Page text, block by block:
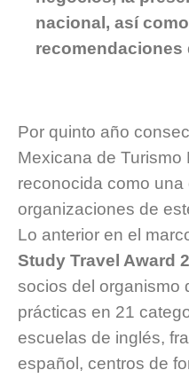
nacional, así
recomendaciones
Por quinto año
Mexicana de Turismo
reconocida como una
organizaciones de
Lo anterior en el
Study Travel Award
socios del organismo
prácticas en 21
escuelas de inglés,
español, centros de